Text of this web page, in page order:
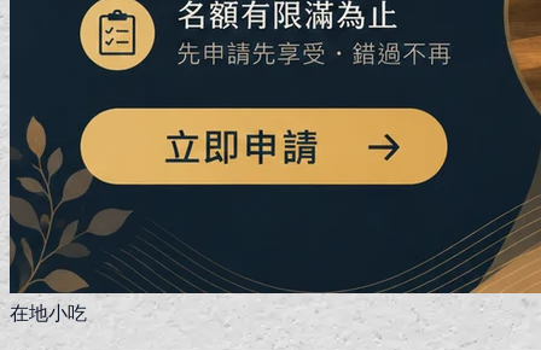
在地小吃